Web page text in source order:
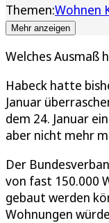
Themen:Wohnen
Mehr anzeigen
Welches Ausmaß
Habeck hatte
Januar
dem 24. Januar
aber nicht mehr
Der
von fast 150.000
gebaut werden
Wohnungen